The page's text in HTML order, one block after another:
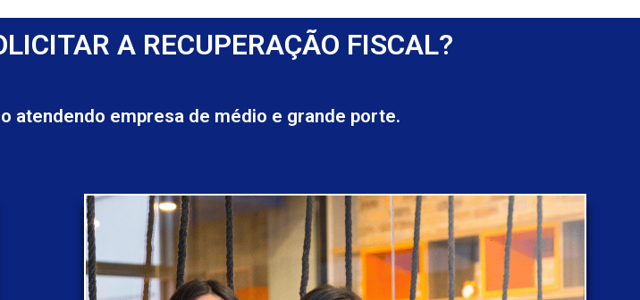
A RECUPERAÇÃO FISCAL?
atendendo empresa de médio e grande porte.